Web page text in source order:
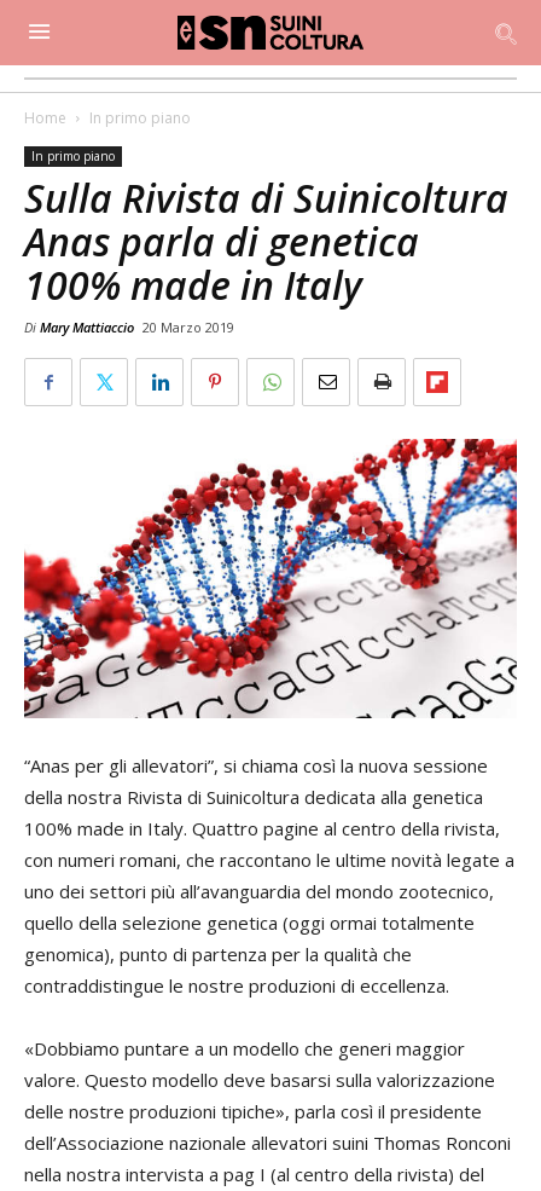
Home In primo piano
In primo piano
Sulla Rivista di Suinicoltura
Anas parla di genetica
100% made in Italy
Di Mary Mattiaccio 20 Marzo 2019
“Anas per gli allevatori”, si chiama così la nuova sessione
della nostra Rivista di Suinicoltura dedicata alla genetica
100% made in Italy. Quattro pagine al centro della rivista,
con numeri romani, che raccontano le ultime novità legate a
uno dei settori più all’avanguardia del mondo zootecnico,
quello della selezione genetica (oggi ormai totalmente
genomica), punto di partenza per la qualità che
contraddistingue le nostre produzioni di eccellenza.
«Dobbiamo puntare a un modello che generi maggior
valore. Questo modello deve basarsi sulla valorizzazione
delle nostre produzioni tipiche», parla così il presidente
dell’Associazione nazionale allevatori suini Thomas Ronconi
nella nostra intervista a pag I (al centro della rivista) del